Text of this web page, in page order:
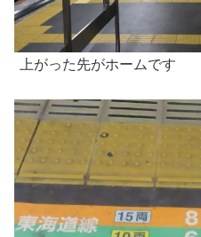
上がった先がホームです